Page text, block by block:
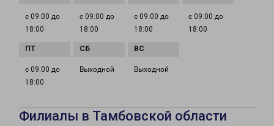
с 09:00 до
18:00
с 09:00 до
18:00
с 09:00 до
18:00
с 09:00 до
18:00
с 09:00 до
18:00
Выходной Выходной
Филиалы в Тамбовской области